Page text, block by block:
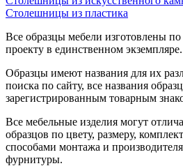
Столешницы из пластика
Все образцы мебели изготовлены
проекту в единственном экземпляре.
Образцы имеют названия для их
поиска по сайту, все названия
зарегистрированным товарным
Все мебельные изделия могут
образцов по цвету, размеру,
способами монтажа и
фурнитуры.